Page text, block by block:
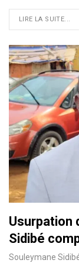
LIRE LA SUITE...
Usurpation
Sidibé
Souleymane